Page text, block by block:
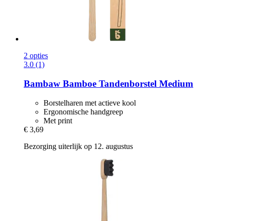
2 opties
3.0 (1)
Bambaw Bamboe Tandenborstel Medium
Borstelharen met actieve kool
Ergonomische handgreep
Met print
€ 3,69
Bezorging uiterlijk op 12. augustus